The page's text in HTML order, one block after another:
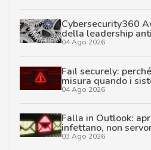
Cybersecurity360
della leadership
04 Ago 2026
Fail securely:
misura quando i
04 Ago 2026
Falla in Outlook:
infettano, non
03 Ago 2026